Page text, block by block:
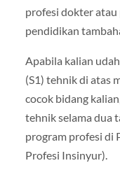
profesi dokter atau
pendidikan
Apabila kalian
(S1) tehnik di atas
cocok bidang
tehnik selama dua
program profesi di
Profesi Insinyur).